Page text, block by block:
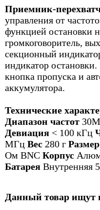
Приемник-
управления от
функцией остановки
громкоговоритель,
секционный
индикатор
кнопка пропуска и
аккумулятора.
Технические
Диапазон частот
Девиация < 100 кГц
МГц Вес 280 г
Ом BNC Корпус
Батарея Внутренняя
Данный товар ищут